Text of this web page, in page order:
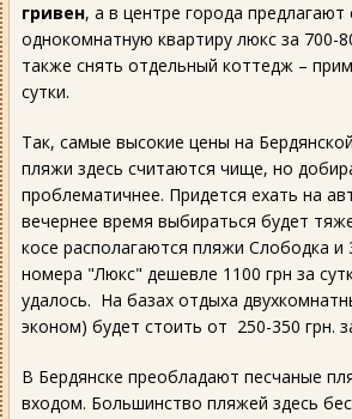
гривен, а в центре города предлагают
однокомнатную квартиру люкс за 700-
также снять отдельный коттедж –
сутки.
Так, самые высокие цены на
пляжи здесь считаются чище, но
проблематичнее. Придется ехать на
вечернее время выбираться будет
косе располагаются пляжи Слободка и
номера "Люкс" дешевле 1100 грн за
удалось. На базах отдыха
эконом) будет стоить от 250-350 грн.
В Бердянске преобладают песчаные
входом. Большинство пляжей здесь